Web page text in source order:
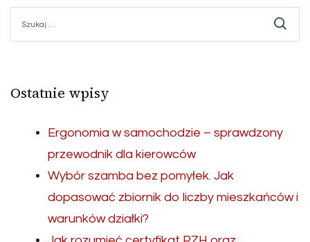
Ostatnie wpisy
Ergonomia w samochodzie – sprawdzony
przewodnik dla kierowców
Wybór szamba bez pomyłek. Jak
dopasować zbiornik do liczby mieszkańców i
warunków działki?